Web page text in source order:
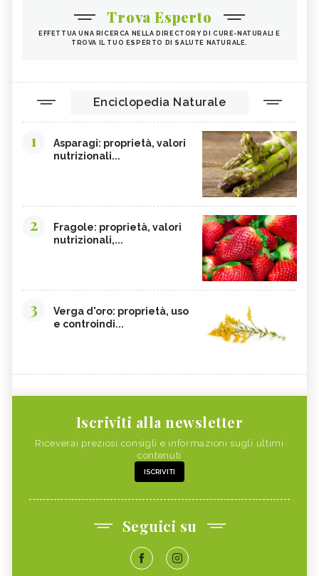
Trova Esperto
EFFETTUA UNA RICERCA NELLA DIRECTORY DI CURE-NATURALI E
TROVA IL TUO ESPERTO DI SALUTE NATURALE.
Enciclopedia Naturale
1
Asparagi: proprietà, valori
nutrizionali...
2
Fragole: proprietà, valori
nutrizionali,...
3
Verga d'oro: proprietà, uso
e controindi...
Iscriviti alla newsletter
Riceverai preziosi consigli e informazioni sugli ultimi
contenuti
ISCRIVITI
Seguici su